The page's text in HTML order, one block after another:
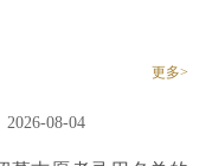
更多>
2026-08-04